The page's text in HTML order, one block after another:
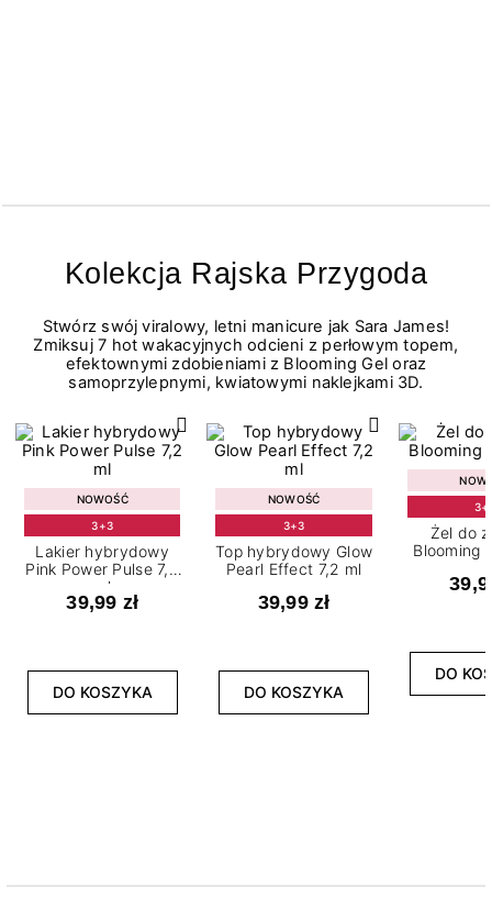
Kolekcja Rajska Przygoda
Stwórz swój viralowy, letni manicure jak Sara James!
Zmiksuj 7 hot wakacyjnych odcieni z perłowym topem,
efektownymi zdobieniami z Blooming Gel oraz
samoprzylepnymi, kwiatowymi naklejkami 3D.
NOWOŚĆ
3+3
Lakier hybrydowy
Pink Power Pulse 7,2
ml
39,99 zł
DO KOSZYKA
NOWOŚĆ
3+3
Top hybrydowy Glow
Pearl Effect 7,2 ml
39,99 zł
DO KOSZYKA
Żel do
Blooming
DO